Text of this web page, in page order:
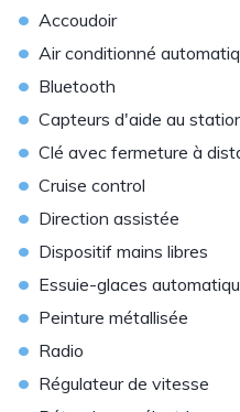
• Accoudoir
• Air conditionné
• Bluetooth
• Capteurs d'aide au
• Clé avec fermeture à
• Cruise control
• Direction assistée
• Dispositif mains libres
• Essuie-glaces
• Peinture métallisée
• Radio
• Régulateur de vitesse